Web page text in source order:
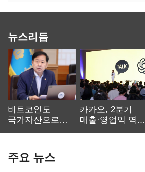
뉴스리듬
비트코인도
국가자산으로…'
카카오, 2분기
매출·영업익 역대
주요 뉴스